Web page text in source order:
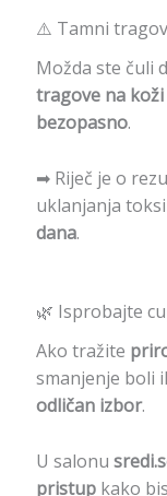
⚠️ Tamni
Možda ste čuli
tragove na koži
bezopasno.
➡ Riječ je o
uklanjanja
dana.
🌿 Isprobajte
Ako tražite
smanjenje boli
odličan izbor.
U salonu
pristupkako